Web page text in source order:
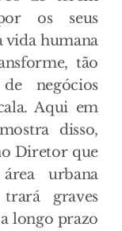
os seus
vida humana
tão
negócios
Aqui em
disso,
Diretor que
urbana
graves
longo prazo